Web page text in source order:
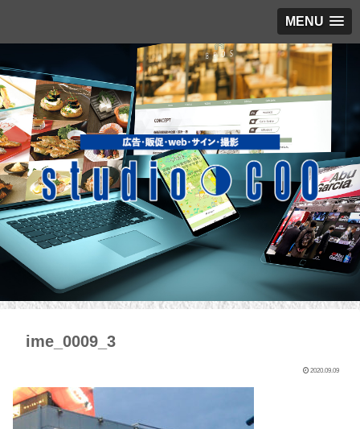
MENU
ime_0009_3
2020.09.09